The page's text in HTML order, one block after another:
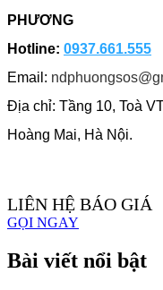
PHƯƠNG
Hotline: 0937.661.555
Email:
Địa chỉ: Tầng 10, Toà
Hoàng Mai, Hà Nội.
LIÊN HỆ BÁO GIÁ
GỌI NGAY
Bài viết nổi bật